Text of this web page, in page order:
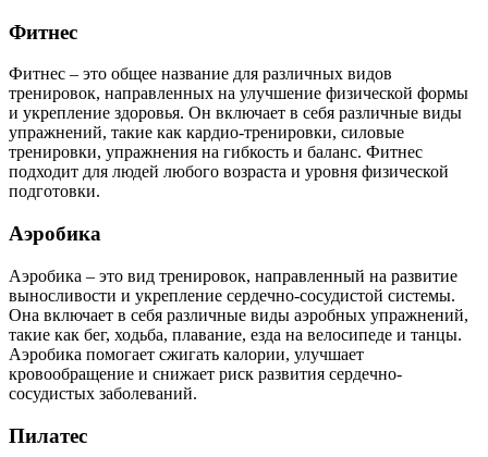
Фитнес
Фитнес – это общее название для различных видов
тренировок, направленных на улучшение физической формы
и укрепление здоровья. Он включает в себя различные виды
упражнений, такие как кардио-тренировки, силовые
тренировки, упражнения на гибкость и баланс. Фитнес
подходит для людей любого возраста и уровня физической
подготовки.
Аэробика
Аэробика – это вид тренировок, направленный на развитие
выносливости и укрепление сердечно-сосудистой системы.
Она включает в себя различные виды аэробных упражнений,
такие как бег, ходьба, плавание, езда на велосипеде и танцы.
Аэробика помогает сжигать калории, улучшает
кровообращение и снижает риск развития сердечно-
сосудистых заболеваний.
Пилатес